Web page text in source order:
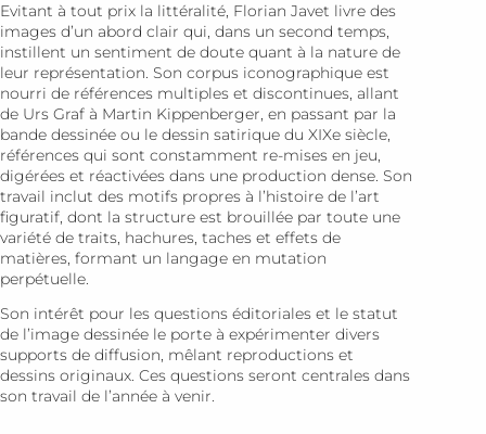
Evitant à tout prix la littéralité, Florian Javet livre des
images d’un abord clair qui, dans un second temps,
instillent un sentiment de doute quant à la nature de
leur représentation. Son corpus iconographique est
nourri de références multiples et discontinues, allant
de Urs Graf à Martin Kip­pen­berger, en passant par la
bande dessinée ou le dessin satirique du XIXe siècle,
références qui sont constamment re-mises en jeu,
digérées et réactivées dans une production dense. Son
travail inclut des motifs propres à l’histoire de l’art
figuratif, dont la structure est brouillée par toute une
variété de traits, hachures, taches et effets de
matières, formant un langage en mutation
perpétuelle.
Son intérêt pour les questions éditoriales et le statut
de l’image dessinée le porte à expérimenter divers
supports de diffusion, mêlant reproductions et
dessins originaux. Ces ques­tions seront centrales dans
son travail de l’année à venir.